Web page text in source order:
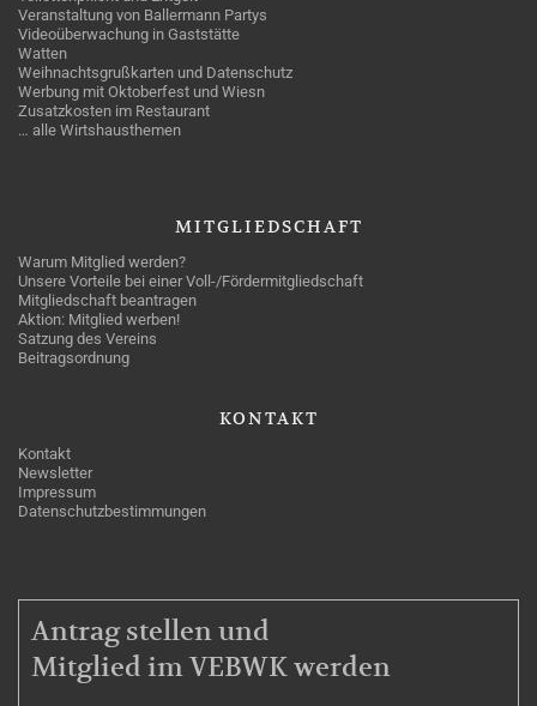
Veranstaltung von Ballermann Partys
Videoüberwachung in Gaststätte
Watten
Weihnachtsgrußkarten und Datenschutz
Werbung mit Oktoberfest und Wiesn
Zusatzkosten im Restaurant
… alle Wirtshausthemen
MITGLIEDSCHAFT
Warum Mitglied werden?
Unsere Vorteile bei einer Voll-/Fördermitgliedschaft
Mitgliedschaft beantragen
Aktion: Mitglied werben!
Satzung des Vereins
Beitragsordnung
KONTAKT
Kontakt
Newsletter
Impressum
Datenschutzbestimmungen
MITGLIEDSCHAFT
Antrag stellen und
Mitglied im VEBWK werden